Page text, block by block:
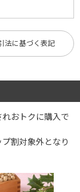
法に基づく表記
おトクに購入で
割対象外となり